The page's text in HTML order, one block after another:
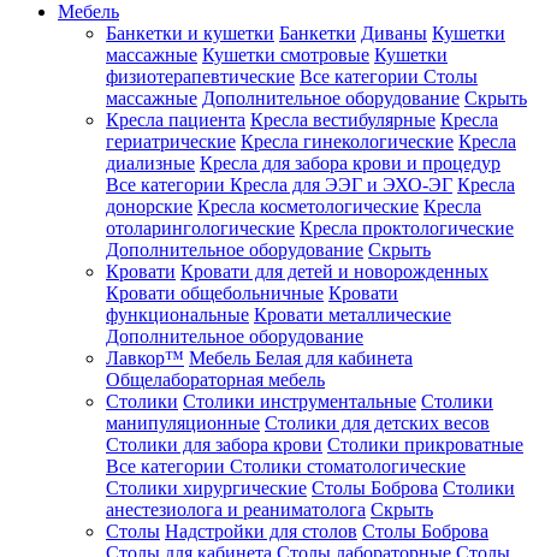
Мебель
Банкетки и кушетки Банкетки Диваны Кушетки
массажные Кушетки смотровые Кушетки
физиотерапевтические Все категории Столы
массажные Дополнительное оборудование Скрыть
Кресла пациента Кресла вестибулярные Кресла
гериатрические Кресла гинекологические Кресла
диализные Кресла для забора крови и процедур
Все категории Кресла для ЭЭГ и ЭХО-ЭГ Кресла
донорские Кресла косметологические Кресла
отоларингологические Кресла проктологические
Дополнительное оборудование Скрыть
Кровати Кровати для детей и новорожденных
Кровати общебольничные Кровати
функциональные Кровати металлические
Дополнительное оборудование
Лавкор™ Мебель Белая для кабинета
Общелабораторная мебель
Столики Столики инструментальные Столики
манипуляционные Столики для детских весов
Столики для забора крови Столики прикроватные
Все категории Столики стоматологические
Столики хирургические Столы Боброва Столики
анестезиолога и реаниматолога Скрыть
Столы Надстройки для столов Столы Боброва
Столы для кабинета Столы лабораторные Столы